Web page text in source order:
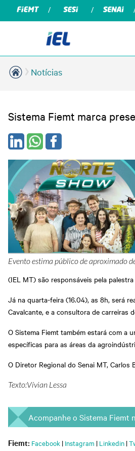
Notícias
Sistema Fiemt marca
Evento estima público de aproximado
(IEL MT) são responsáveis pela
Já na quarta-feira (16.04), as 8h, será
Cavalcante, e a consultora de carreiras
O Sistema Fiemt também estará com a
específicas para as áreas da
O Diretor Regional do Senai MT,
Texto:Vívian Lessa
Acompanhe o Sistema Fiemt
Fiemt: Facebook | Instagram | Linkedin |